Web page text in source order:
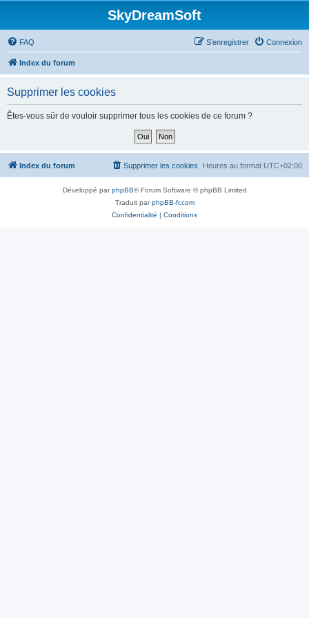
SkyDreamSoft
FAQ Connexion
S’enregistrer
Index du forum
Supprimer les cookies
Êtes-vous sûr de vouloir supprimer tous les cookies de ce forum ?
Index du forum Heures au format UTC+02:00
Supprimer les cookies
Développé parphpBB® Forum Software © phpBB Limited
Traduit parphpBB-fr.com
Confidentialité | Conditions